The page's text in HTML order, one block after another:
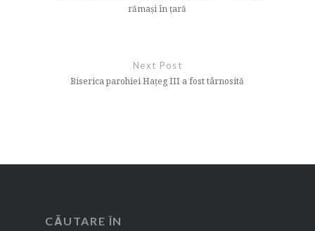
rămași în ţară
Next Post
Biserica parohiei Hațeg III a fost târnosită
CĂUTARE ÎN